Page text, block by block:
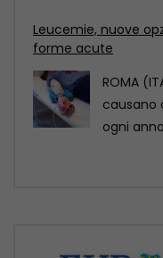
nuovi acquascooter
CATANIA
della
Reparti
Questura
[...]